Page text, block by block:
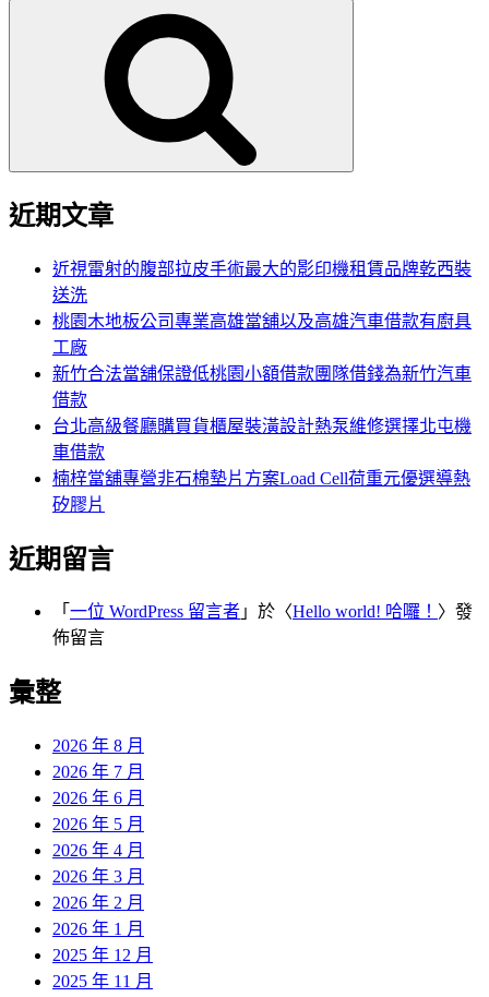
近期文章
近視雷射的腹部拉皮手術最大的影印機租賃品牌乾西裝
送洗
桃園木地板公司專業高雄當舖以及高雄汽車借款有廚具
工廠
新竹合法當舖保證低桃園小額借款團隊借錢為新竹汽車
借款
台北高級餐廳購買貨櫃屋裝潢設計熱泵維修選擇北屯機
車借款
楠梓當舖專營非石棉墊片方案Load Cell荷重元優選導熱
矽膠片
近期留言
「 一位 WordPress 留言者 」於〈Hello world! 哈囉！ 〉發
佈留言
彙整
2026 年 8 月
2026 年 7 月
2026 年 6 月
2026 年 5 月
2026 年 4 月
2026 年 3 月
2026 年 2 月
2026 年 1 月
2025 年 12 月
2025 年 11 月